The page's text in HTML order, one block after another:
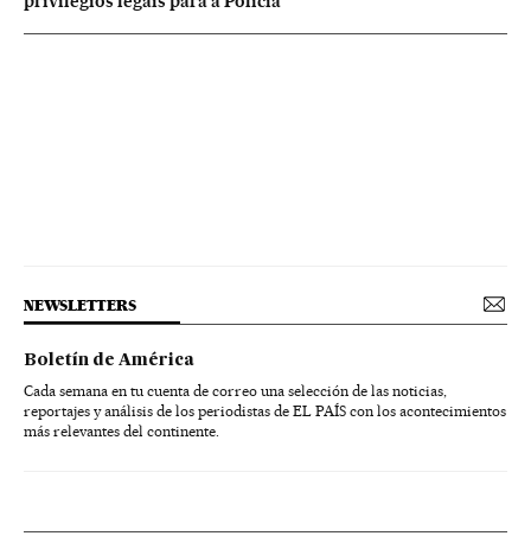
NEWSLETTERS
Boletín de América
Cada semana en tu cuenta de correo una selección de las noticias,
reportajes y análisis de los periodistas de EL PAÍS con los acontecimientos
más relevantes del continente.